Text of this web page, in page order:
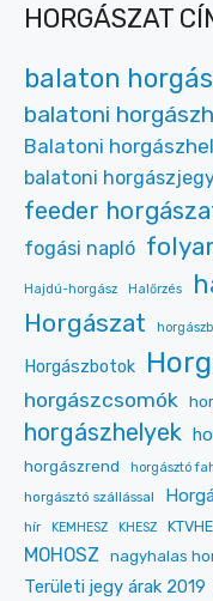
HORGÁSZAT
balaton
balatoni
Balatoni
balatoni
feeder
fogási napló
Hajdú-horgász Halőrzés
Horgászat
Horgászbotok
horgászcsomók
horgászhelyek
horgászrend horgásztó
horgásztó szállással
hír
KEMHESZ KHESZ
MOHOSZ nagyhalas
Területi jegy árak 2019